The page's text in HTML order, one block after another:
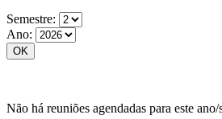
Semestre:
Ano:
Não há reuniões agendadas para este ano/